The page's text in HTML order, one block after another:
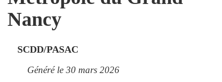
Nancy
SCDD/PASAC
Généré le 30 mars 2026